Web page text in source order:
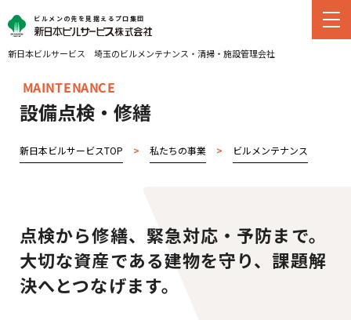
ビルメンの先を見据えるプロ集団
新日本ビルサービス 埼玉のビルメンテナンス・ 清掃・施設管理会社
MAINTENANCE
設備点検・修繕
新日本ビルサービスTOP > 私たちの事業 > ビルメンテナンス
点検から修繕、緊急対応・予防まで。
大切な資産である建物を守り、課題解
決へとつなげます。